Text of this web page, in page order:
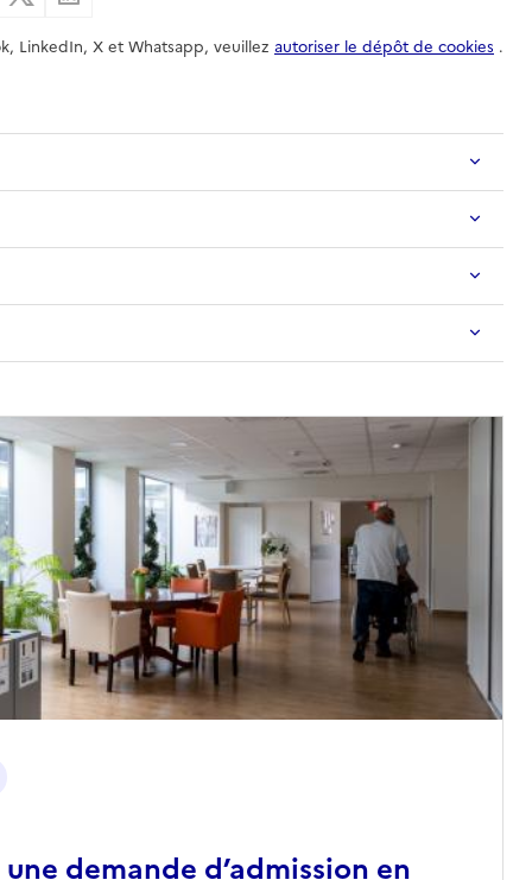
LinkedIn, X et Whatsapp, veuillez autoriser le dépôt de cookies .
demande d’admission en